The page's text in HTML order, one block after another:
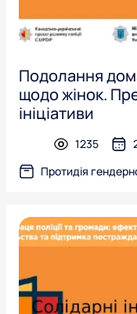
Подолання
щодо жінок.
ініціативи
presentation
1235
Протидія